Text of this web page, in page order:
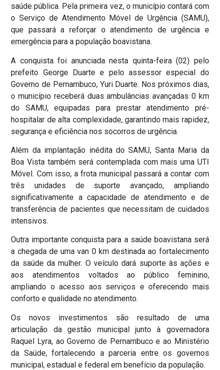
saúde pública. Pela primeira vez, o município contará com
o Serviço de Atendimento Móvel de Urgência (SAMU),
que passará a reforçar o atendimento de urgência e
emergência para a população boavistana.
A conquista foi anunciada nesta quinta-feira (02) pelo
prefeito George Duarte e pelo assessor especial do
Governo de Pernambuco, Yuri Duarte. Nos próximos dias,
o município receberá duas ambulâncias avançadas 0 km
do SAMU, equipadas para prestar atendimento pré-
hospitalar de alta complexidade, garantindo mais rapidez,
segurança e eficiência nos socorros de urgência.
Além da implantação inédita do SAMU, Santa Maria da
Boa Vista também será contemplada com mais uma UTI
Móvel. Com isso, a frota municipal passará a contar com
três unidades de suporte avançado, ampliando
significativamente a capacidade de atendimento e de
transferência de pacientes que necessitam de cuidados
intensivos.
Outra importante conquista para a saúde boavistana será
a chegada de uma van 0 km destinada ao fortalecimento
da saúde da mulher. O veículo dará suporte às ações e
aos atendimentos voltados ao público feminino,
ampliando o acesso aos serviços e oferecendo mais
conforto e qualidade no atendimento.
Os novos investimentos são resultado de uma
articulação da gestão municipal junto à governadora
Raquel Lyra, ao Governo de Pernambuco e ao Ministério
da Saúde, fortalecendo a parceria entre os governos
municipal, estadual e federal em benefício da população.